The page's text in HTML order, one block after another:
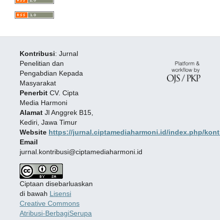
Kontribusi: Jurnal
Penelitian dan
Pengabdian Kepada
Masyarakat
PenerbitCV. Cipta
Media Harmoni
AlamatJl Anggrek B15,
Kediri, Jawa Timur
Website https://jurnal.ciptamediaharmoni.id/index.php/
Email
jurnal.kontribusi@ciptamediaharmoni.id
Ciptaan disebarluaskan
di bawah Lisensi
Creative Commons
Atribusi-BerbagiSerupa